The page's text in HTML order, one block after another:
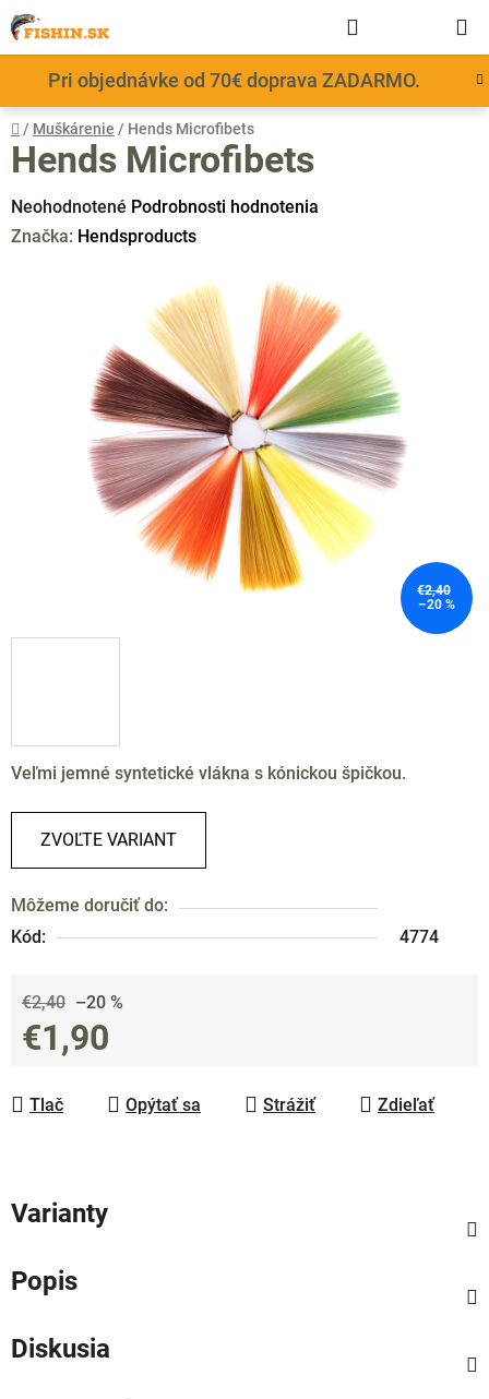
Prejsť
na
obsah
Pri objednávke od 70€ doprava ZADARMO.
KOŠÍK
Domov
/ Muškárenie / Hends Microfibets
Veľmi jemné syntetické vlákna s kónickou špičkou.
ZVOĽTE VARIANT
Môžeme doručiť do:
Kód:
4774
€2,40 –20 %
€1,90
Tlač
Opýtať sa Strážiť Zdieľať
Hends Microfibets
Priemerné
hodnotenie
hviezdičiek.
Neohodnotené Podrobnosti hodnotenia
Značka: Hendsproducts
€2,40
–20 %
Varianty
Popis
Diskusia